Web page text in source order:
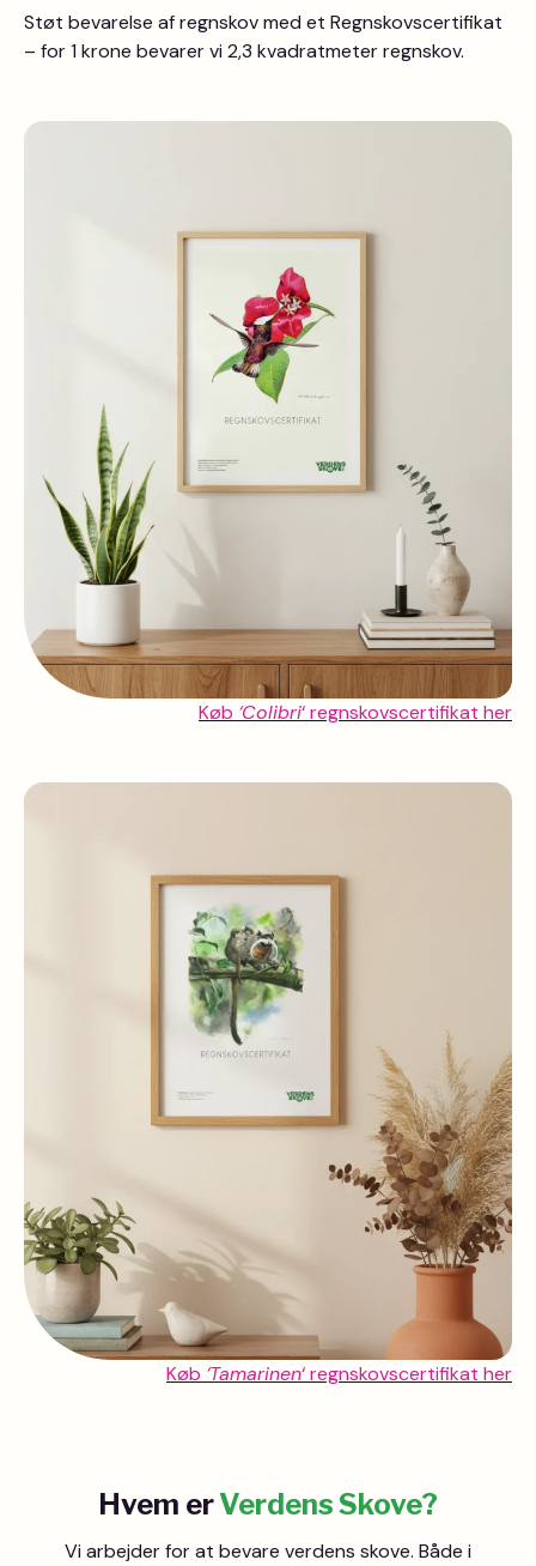
Støt bevarelse af regnskov med et Regnskovscertifikat
– for 1 krone bevarer vi 2,3 kvadratmeter regnskov.
Køb ‘Colibri‘ regnskovscertifikat her
Køb ‘Tamarinen‘ regnskovscertifikat her
Hvem erVerdens Skove?
Vi arbejder for at bevare verdens skove. Både i